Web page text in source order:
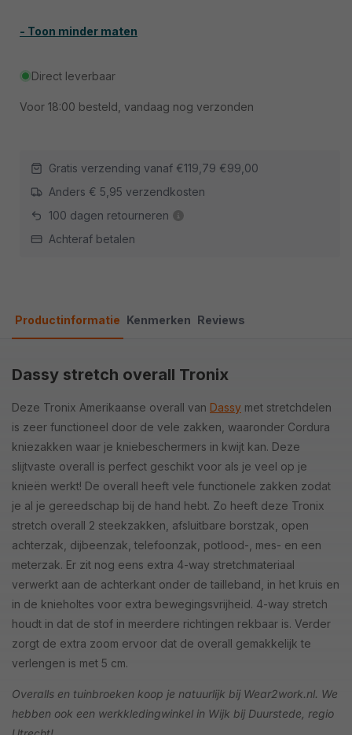
- Toon minder maten
Direct leverbaar
Voor 18:00 besteld, vandaag nog verzonden
Gratis verzending vanaf €119,79 €99,00
Anders € 5,95 verzendkosten
100 dagen retourneren
Achteraf betalen
Productinformatie Kenmerken Reviews
Dassy stretch overall Tronix
Deze Tronix Amerikaanse overall van Dassy met stretchdelen
is zeer functioneel door de vele zakken, waaronder Cordura
kniezakken waar je kniebeschermers in kwijt kan. Deze
slijtvaste overall is perfect geschikt voor als je veel op je
knieën werkt! De overall heeft vele functionele zakken zodat
je al je gereedschap bij de hand hebt. Zo heeft deze Tronix
stretch overall 2 steekzakken, afsluitbare borstzak, open
achterzak, dijbeenzak, telefoonzak, potlood-, mes- en een
meterzak. Er zit nog eens extra 4-way stretchmateriaal
verwerkt aan de achterkant onder de tailleband, in het kruis en
in de knieholtes voor extra bewegingsvrijheid. 4-way stretch
houdt in dat de stof in meerdere richtingen rekbaar is. Verder
zorgt de extra zoom ervoor dat de overall gemakkelijk te
verlengen is met 5 cm.
Overalls en tuinbroeken koop je natuurlijk bij Wear2work.nl. We
hebben ook een werkkledingwinkel in Wijk bij Duurstede, regio